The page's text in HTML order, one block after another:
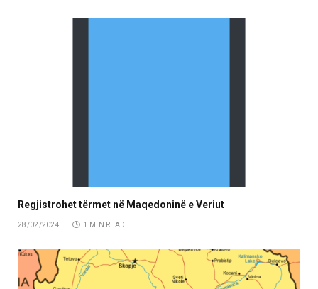
Regjistrohet tërmet në Maqedoninë e Veriut
28/02/2024 1 MIN READ